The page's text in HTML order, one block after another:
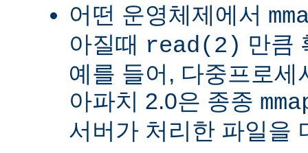
어떤 운영체제에서
아질때 read(2) 만큼
예를 들어, 다중프로
아파치 2.0은 종종
서버가 처리한 파일을